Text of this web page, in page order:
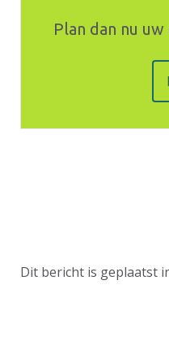
Plan dan nu
Dit bericht is geplaatst